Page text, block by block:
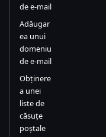
de e-mail
Adăugar
ea unui
domeniu
de e-mail
Obținere
a unei
liste de
căsuțe
poștale